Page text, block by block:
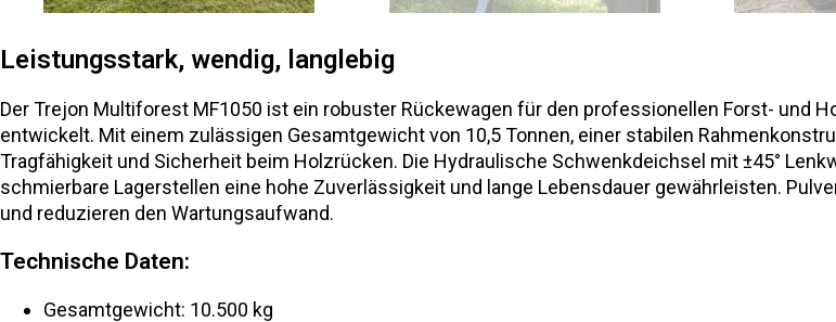
Leistungsstark, wendig, langlebig
Der Trejon Multiforest MF1050 ist ein robuster Rückewagen für den professionellen Forst- und
entwickelt. Mit einem zulässigen Gesamtgewicht von 10,5 Tonnen, einer stabilen
Tragfähigkeit und Sicherheit beim Holzrücken. Die Hydraulische Schwenkdeichsel mit ±45°
schmierbare Lagerstellen eine hohe Zuverlässigkeit und lange Lebensdauer gewährleisten.
und reduzieren den Wartungsaufwand.
Technische Daten:
Gesamtgewicht: 10.500 kg